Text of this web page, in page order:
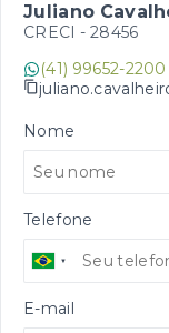
Juliano
CRECI - 28456
(41) 99652-2200
Nome
Telefone
E-mail